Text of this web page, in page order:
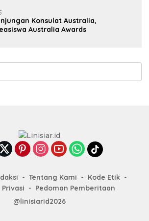
Konsulat Australia,
Australia Awards
Tentang Kami
Kode Etik
Pedoman Pemberitaan
@linisiarid2026